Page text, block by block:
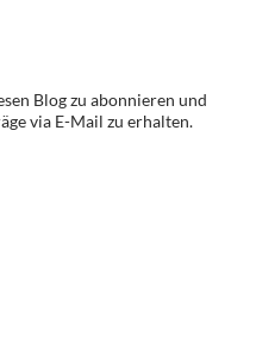
Blog zu abonnieren und
via E-Mail zu erhalten.